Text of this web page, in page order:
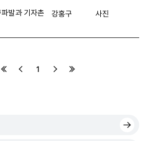
발과 기자촌
강홍구 사진
1